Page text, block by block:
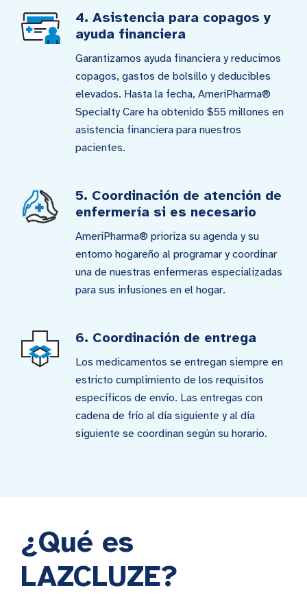
4. Asistencia para copagos y
ayuda financiera
Garantizamos ayuda financiera y reducimos
copagos, gastos de bolsillo y deducibles
elevados. Hasta la fecha, AmeriPharma®
Specialty Care ha obtenido $55 millones en
asistencia financiera para nuestros
pacientes.
5. Coordinación de atención de
enfermería si es necesario
AmeriPharma® prioriza su agenda y su
entorno hogareño al programar y coordinar
una de nuestras enfermeras especializadas
para sus infusiones en el hogar.
6. Coordinación de entrega
Los medicamentos se entregan siempre en
estricto cumplimiento de los requisitos
específicos de envío. Las entregas con
cadena de frío al día siguiente y al día
siguiente se coordinan según su horario.
¿Qué es
LAZCLUZE?